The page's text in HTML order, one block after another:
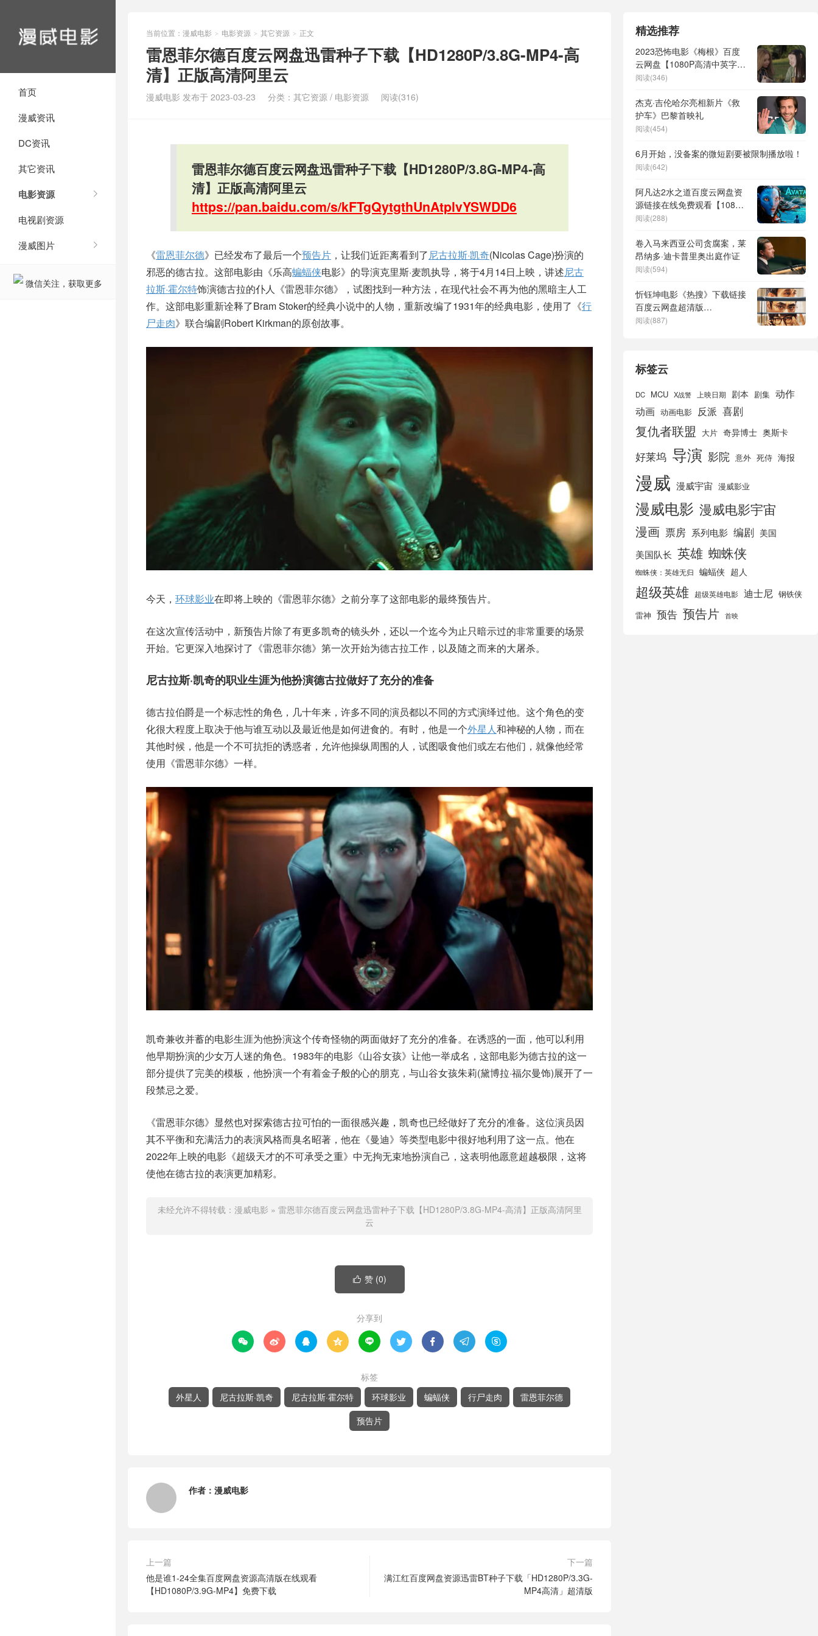
首页
漫威资讯
DC资讯
其它资讯
电影资源
电视剧资源
漫威图片
微信关注，获取更多
当前位置： 漫威电影 > 电影资源 > 其它资源 > 正文
雷恩菲尔德百度云网盘迅雷种子下载【HD1280P/3.8G-MP4-高
清】正版高清阿里云
漫威电影 发布于 2023-03-23 分类： 其它资源 / 电影资源 阅读(316)
雷恩菲尔德百度云网盘迅雷种子下载【HD1280P/3.8G-MP4-高
清】正版高清阿里云
https://pan.baidu.com/s/kFTgQytgthUnAtplvYSWDD6
《雷恩菲尔德》已经发布了最后一个预告片 ，让我们近距离看到了尼古拉斯·凯奇(Nicolas Cage)扮演的
邪恶的德古拉。这部电影由《乐高蝙蝠侠电影》的导演克里斯·麦凯执导，将于4月14日上映，讲述尼古
拉斯·霍尔特饰演德古拉的仆人《雷恩菲尔德》，试图找到一种方法，在现代社会不再为他的黑暗主人工
作。这部电影重新诠释了Bram Stoker的经典小说中的人物，重新改编了1931年的经典电影，使用了《行
尸走肉》联合编剧Robert Kirkman的原创故事。
今天， 环球影业在即将上映的《雷恩菲尔德》之前分享了这部电影的最终预告片。
在这次宣传活动中，新预告片除了有更多凯奇的镜头外，还以一个迄今为止只暗示过的非常重要的场景
开始。它更深入地探讨了《雷恩菲尔德》第一次开始为德古拉工作，以及随之而来的大屠杀。
尼古拉斯·凯奇的职业生涯为他扮演德古拉做好了充分的准备
德古拉伯爵是一个标志性的角色，几十年来，许多不同的演员都以不同的方式演绎过他。这个角色的变
化很大程度上取决于他与谁互动以及最近他是如何进食的。有时，他是一个外星人和神秘的人物，而在
其他时候，他是一个不可抗拒的诱惑者，允许他操纵周围的人，试图吸食他们或左右他们，就像他经常
使用《雷恩菲尔德》一样。
凯奇兼收并蓄的电影生涯为他扮演这个传奇怪物的两面做好了充分的准备。在诱惑的一面，他可以利用
他早期扮演的少女万人迷的角色。1983年的电影《山谷女孩》让他一举成名，这部电影为德古拉的这一
部分提供了完美的模板，他扮演一个有着金子般的心的朋克，与山谷女孩朱莉(黛博拉·福尔曼饰)展开了一
段禁忌之爱。
《雷恩菲尔德》显然也对探索德古拉可怕的一面很感兴趣，凯奇也已经做好了充分的准备。这位演员因
其不平衡和充满活力的表演风格而臭名昭著，他在《曼迪》等类型电影中很好地利用了这一点。他在
2022年上映的电影《超级天才的不可承受之重》中无拘无束地扮演自己，这表明他愿意超越极限，这将
使他在德古拉的表演更加精彩。
未经允许不得转载： 漫威电影 » 雷恩菲尔德百度云网盘迅雷种子下载【HD1280P/3.8G-MP4-高清】正版高清阿里
云
 赞 (0)
分享到
        
标签
外星人
尼古拉斯·凯奇 尼古拉斯·霍尔特 环球影业 蝙蝠侠 行尸走肉
雷恩菲尔德
预告片
作者： 漫威电影
上一篇
他是谁1-24全集百度网盘资源高清版在线观看
【HD1080P/3.9G-MP4】免费下载
下一篇
满江红百度网盘资源迅雷BT种子下载「HD1280P/3.3G-
MP4高清」超清版
精选推荐
2023恐怖电影《梅根》百度
云网盘【1080P高清中英字
幕】资源下载
阅读(346)
杰克·吉伦哈尔亮相新片《救
护车》巴黎首映礼
阅读(454)
6月开始，没备案的微短剧要被限制播放啦！
阅读(642)
阿凡达2水之道百度云网盘资
源链接在线免费观看【1080P
高清】
阅读(288)
卷入马来西亚公司贪腐案，莱
昂纳多·迪卡普里奥出庭作证
阅读(594)
忻钰坤电影《热搜》下载链接
百度云网盘超清版
（HD1280P/3.4G-MP4高清
阅读(887)
标签云
DC MCU X战警 上映日期 剧本 剧集 动作
动画 动画电影 反派 喜剧
复仇者联盟 大片 奇异博士 奥斯卡
好莱坞 导演 影院 意外 死侍 海报
漫威 漫威宇宙 漫威影业
漫威电影 漫威电影宇宙
漫画 票房 系列电影 编剧 美国
美国队长 英雄 蜘蛛侠
蜘蛛侠：英雄无归 蝙蝠侠 超人
超级英雄 超级英雄电影 迪士尼 钢铁侠
雷神 预告 预告片 首映